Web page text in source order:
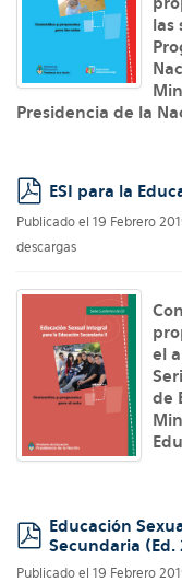
las
Presidencia de la
pdf
ESI para la
Publicado el 19 Febrero
descargas
el
de
pdf
Educación
Secundaria (Ed.
Publicado el 19 Febrero